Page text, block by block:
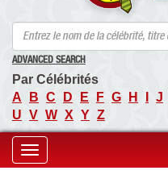
ADVANCED SEARCH
Par Célébrités
A
B C D E F G H J
U V W X Y Z
Toggle